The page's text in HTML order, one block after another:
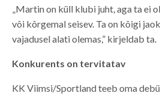
„Martin on küll klubi juht, aga ta ei
või kõrgemal seisev. Ta on kõigi
vajadusel alati olemas,” kirjeldab ta.
Konkurents on tervitatav
KK Viimsi/Sportland teeb oma